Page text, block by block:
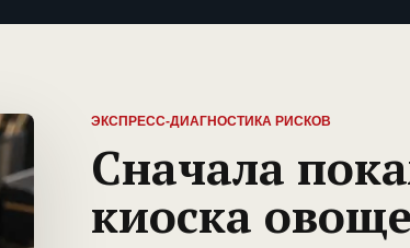
ЭКСПРЕСС-ДИАГНОСТИКА РИСКОВ
Сначала
киоска